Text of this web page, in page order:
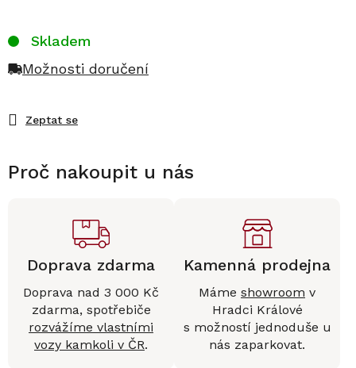
Zeptat se
Skladem
Možnosti doručení
Proč nakoupit u nás
Doprava zdarma
Doprava nad 3 000 Kč
zdarma, spotřebiče
rozvážíme vlastními
vozy kamkoli v ČR.
Kamenná prodejna
Máme showroom v
Hradci Králové
s možností jednoduše u
nás zaparkovat.